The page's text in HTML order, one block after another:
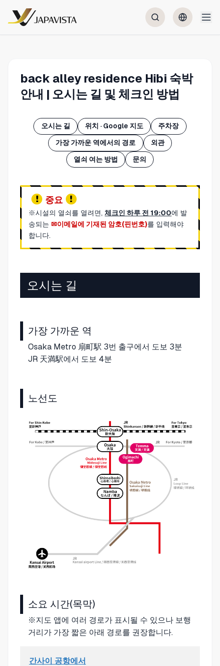
back alley residence Hibi 숙박
안내 | 오시는 길 및 체크인 방법
오시는 길 위치 · Google 지도 주차장
가장 가까운 역에서의 경로 외관
열쇠 여는 방법 문의
중요
※시설의 열쇠를 열려면,체크인 하루 전 19:00에 발
송되는
이메일에 기재된 암호(핀번호)를 입력해야
합니다.
오시는 길
가장 가까운 역
Osaka Metro 扇町駅 3번 출구에서 도보 3분
JR 天満駅에서 도보 4분
노선도
소요 시간(목막)
※지도 앱에 여러 경로가 표시될 수 있으나 보행
거리가 가장 짧은 아래 경로를 권장합니다.
간사이 공항에서